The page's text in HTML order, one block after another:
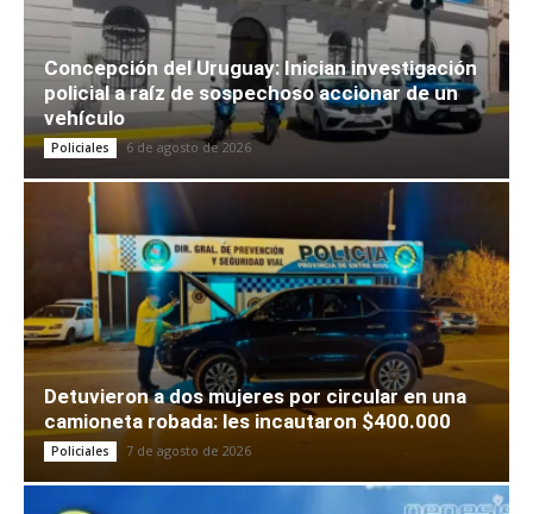
Concepción del Uruguay: Inician investigación
policial a raíz de sospechoso accionar de un
vehículo
Policiales 6 de agosto de 2026
Detuvieron a dos mujeres por circular en una
camioneta robada: les incautaron $400.000
Policiales 7 de agosto de 2026